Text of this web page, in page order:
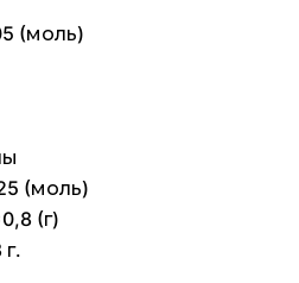
(моль)
(моль)
(г)